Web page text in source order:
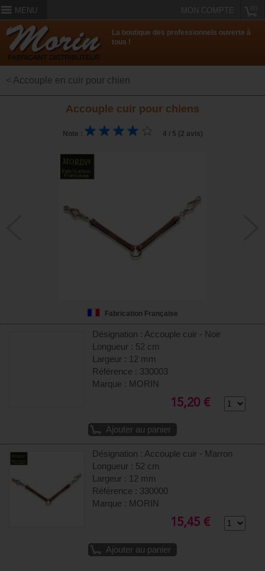
MENU MON COMPTE
La boutique des professionnels ouverte à
tous !
< Accouple en cuir pour chien
Accouple cuir pour chiens
Note : 4 / 5 (2 avis)
Fabrication Française
Désignation : Accouple cuir - Noir
Longueur : 52 cm
Largeur : 12 mm
Référence : 330003
Marque : MORIN
15,20 €
Ajouter au panier
Désignation : Accouple cuir - Marron
Longueur : 52 cm
Largeur : 12 mm
Référence : 330000
Marque : MORIN
15,45 €
Ajouter au panier